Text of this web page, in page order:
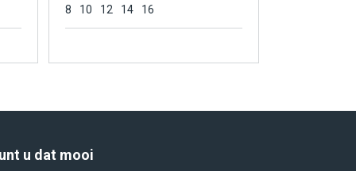
8 10 12 14 16
u dat mooi